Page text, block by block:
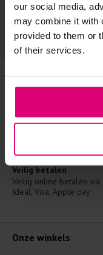
our social media,
may combine it with
provided to them or
of their services.
Gratis vanaf €75 in
Nederland
Veilig betalen
Veilig online betalen via
Ideal, Visa, Apple pay
Onze winkels